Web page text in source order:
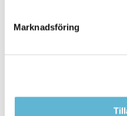
Marknadsföring
2 July 2024
På komvux kan du
studietankar och har